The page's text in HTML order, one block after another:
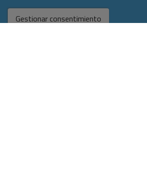
ENCUÉNTRANOS
Gestionar consentimiento